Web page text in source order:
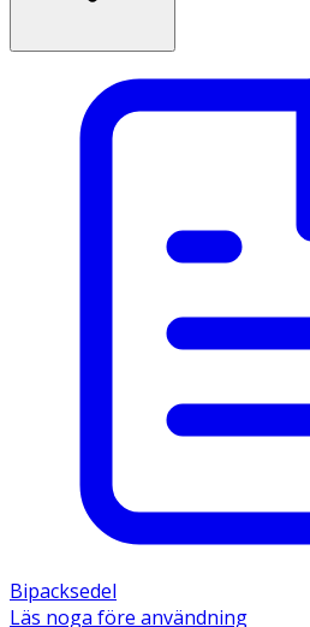
Bipacksedel
Läs noga före användning